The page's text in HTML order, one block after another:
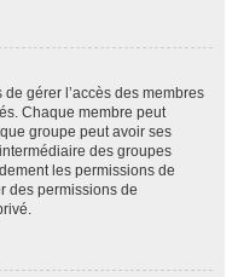
gérer l’accès des membres
Chaque membre peut
groupe peut avoir ses
des groupes
les permissions de
des permissions de